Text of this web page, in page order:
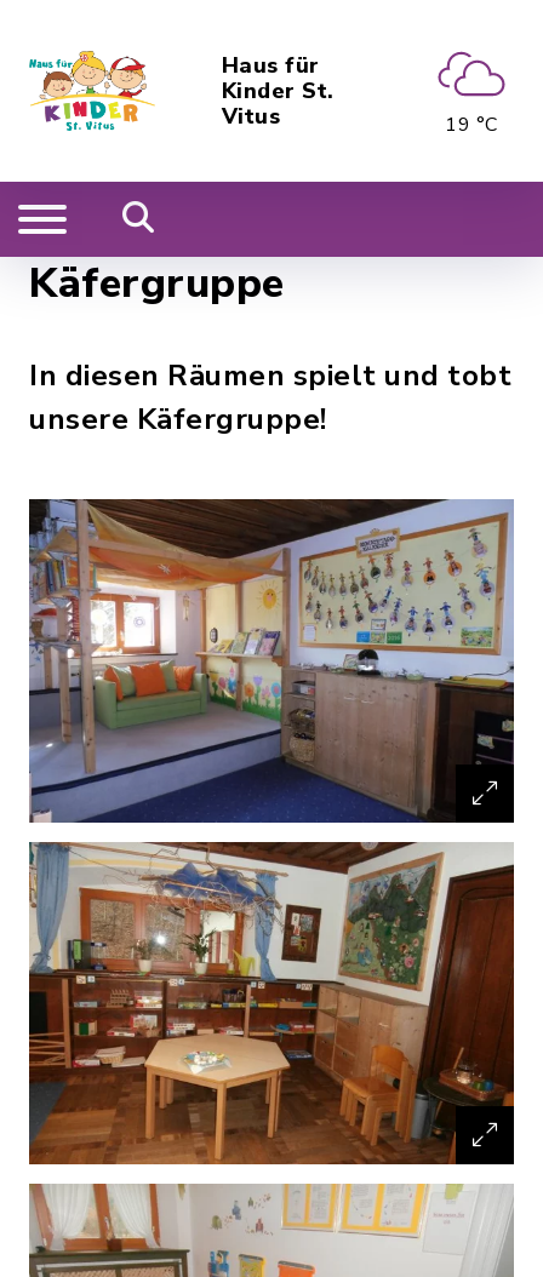
Haus für
Kinder St.
Vitus
19 °C
Käfergruppe
In diesen Räumen spielt und tobt
unsere Käfergruppe!